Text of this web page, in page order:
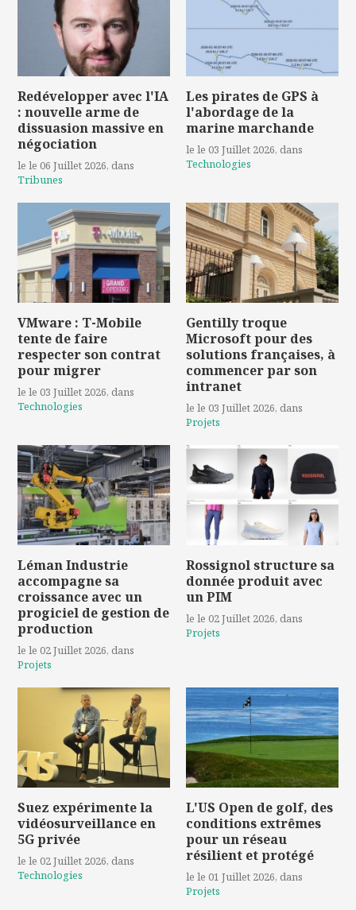
Redévelopper avec l'IA
: nouvelle arme de
dissuasion massive en
négociation
le le 06 Juillet 2026, dans
Tribunes
Les pirates de GPS à
l'abordage de la
marine marchande
le le 03 Juillet 2026, dans
Technologies
VMware : T-Mobile
tente de faire
respecter son contrat
pour migrer
le le 03 Juillet 2026, dans
Technologies
Gentilly troque
Microsoft pour des
solutions françaises, à
commencer par son
intranet
le le 03 Juillet 2026, dans
Projets
Léman Industrie
accompagne sa
croissance avec un
progiciel de gestion de
production
le le 02 Juillet 2026, dans
Projets
Rossignol structure sa
donnée produit avec
un PIM
le le 02 Juillet 2026, dans
Projets
Suez expérimente la
vidéosurveillance en
5G privée
le le 02 Juillet 2026, dans
Technologies
L'US Open de golf, des
conditions extrêmes
pour un réseau
résilient et protégé
le le 01 Juillet 2026, dans
Projets